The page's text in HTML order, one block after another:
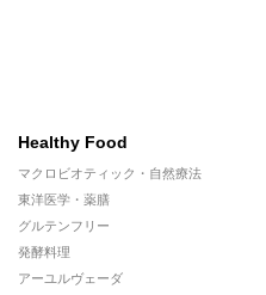
Healthy Food
マクロビオティック・自然療法
東洋医学・薬膳
グルテンフリー
発酵料理
アーユルヴェーダ